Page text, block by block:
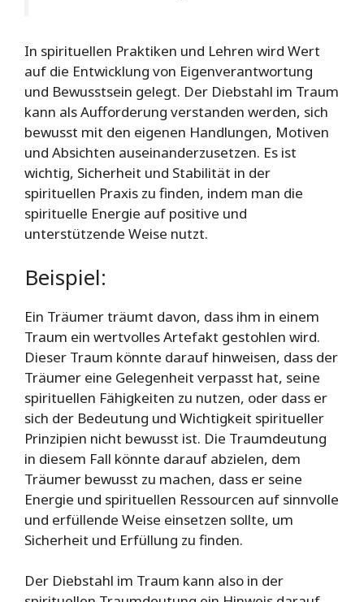
In spirituellen Praktiken und Lehren wird Wert
auf die Entwicklung von Eigenverantwortung
und Bewusstsein gelegt. Der Diebstahl im Traum
kann als Aufforderung verstanden werden, sich
bewusst mit den eigenen Handlungen, Motiven
und Absichten auseinanderzusetzen. Es ist
wichtig, Sicherheit und Stabilität in der
spirituellen Praxis zu finden, indem man die
spirituelle Energie auf positive und
unterstützende Weise nutzt.
Beispiel:
Ein Träumer träumt davon, dass ihm in einem
Traum ein wertvolles Artefakt gestohlen wird.
Dieser Traum könnte darauf hinweisen, dass der
Träumer eine Gelegenheit verpasst hat, seine
spirituellen Fähigkeiten zu nutzen, oder dass er
sich der Bedeutung und Wichtigkeit spiritueller
Prinzipien nicht bewusst ist. Die Traumdeutung
in diesem Fall könnte darauf abzielen, dem
Träumer bewusst zu machen, dass er seine
Energie und spirituellen Ressourcen auf sinnvolle
und erfüllende Weise einsetzen sollte, um
Sicherheit und Erfüllung zu finden.
Der Diebstahl im Traum kann also in der